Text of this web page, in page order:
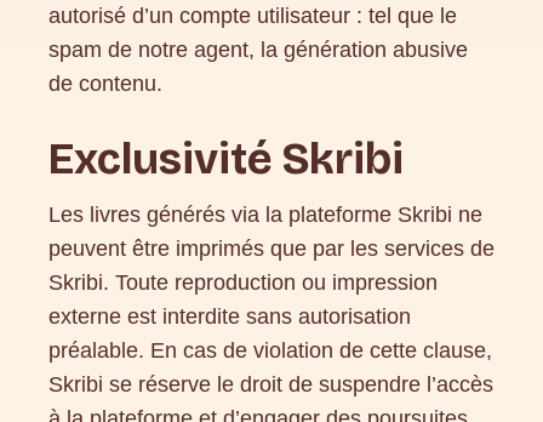
autorisé d’un compte utilisateur : tel que le
spam de notre agent, la génération abusive
de contenu.
Exclusivité Skribi
Les livres générés via la plateforme Skribi ne
peuvent être imprimés que par les services de
Skribi. Toute reproduction ou impression
externe est interdite sans autorisation
préalable. En cas de violation de cette clause,
Skribi se réserve le droit de suspendre l’accès